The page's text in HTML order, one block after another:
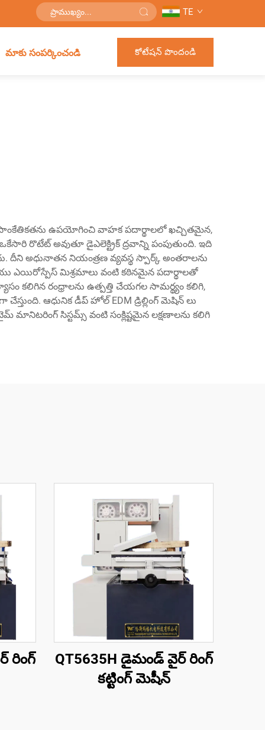
TE
మాకు సంపర్కించండి కోటేషన్ పొందండి
సాంకేతికతను ఉపయోగించి వాహక పదార్థాలలో ఖచ్చితమైన,
ఒకేసారి రొటేట్ అవుతూ డైఎలెక్ట్రిక్ ద్రవాన్ని పంపుతుంది. ఇది
దీని అధునాతన నియంత్రణ వ్యవస్థ స్పార్క్ అంతరాలను
మరియు ఎయిరోస్పేస్ మిశ్రమాలు వంటి కఠినమైన పదార్థాలతో
కలిగిన రంధ్రాలను ఉత్పత్తి చేయగల సామర్థ్యం కలిగి,
ఆధునిక డీప్ హోల్ EDM డ్రిల్లింగ్ మెషిన్ లు
సిస్టమ్స్ వంటి సంక్లిష్టమైన లక్షణాలను కలిగి
రింగ్
QT5635H డైమండ్ వైర్ రింగ్
కట్టింగ్ మెషీన్